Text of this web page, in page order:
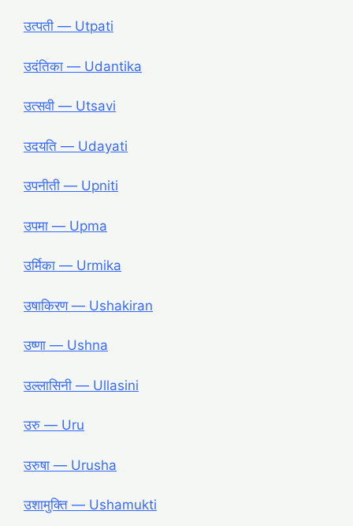
उत्पती ― Utpati
उदंतिका ― Udantika
उत्सवी ― Utsavi
उदयति ― Udayati
उपनीती ― Upniti
उपमा ― Upma
उर्मिका ― Urmika
उषाकिरण ― Ushakiran
उष्णा ― Ushna
उल्लासिनी ― Ullasini
उरु ― Uru
उरुषा ― Urusha
उशामुक्ति ― Ushamukti